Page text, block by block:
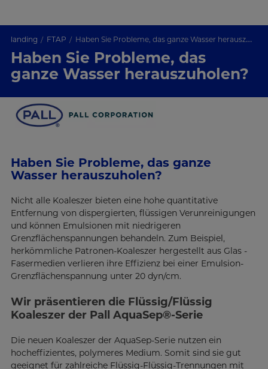
landing FTAP Haben Sie Probleme, das ganze Wasser herauszuholen?
Haben Sie Probleme, das
ganze Wasser herauszuholen?
Haben Sie Probleme, das ganze
Wasser herauszuholen?
Nicht alle Koaleszer bieten eine hohe quantitative
Entfernung von dispergierten, flüssigen Verunreinigungen
und können Emulsionen mit niedrigeren
Grenzflächenspannungen behandeln. Zum Beispiel,
herkömmliche Patronen-Koaleszer hergestellt aus Glas -
Fasermedien verlieren ihre Effizienz bei einer Emulsion-
Grenzflächenspannung unter 20 dyn/cm.
Wir präsentieren die Flüssig/Flüssig
Koaleszer der Pall AquaSep®-Serie
Die neuen Koaleszer der AquaSep-Serie nutzen ein
hocheffizientes, polymeres Medium. Somit sind sie gut
geeignet für zahlreiche Flüssig-Flüssig-Trennungen mit